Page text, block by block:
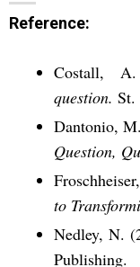
Reference:
Costall,
question. St.
Dantonio,
Question,
to
Nedley, N.
Publishing.